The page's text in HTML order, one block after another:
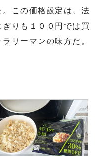
この価格設定は、法
りも１００円では買
リーマンの味方だ。